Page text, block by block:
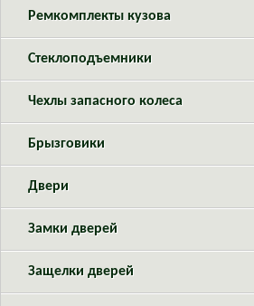
Ремкомплекты кузова
Стеклоподъемники
Чехлы запасного колеса
Брызговики
Двери
Замки дверей
Защелки дверей